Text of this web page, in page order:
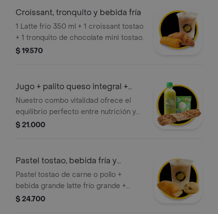
Croissant, tronquito y bebida fría
1 Latte frio 350 ml + 1 croissant tostao
+ 1 tronquito de chocolate mini tostao.
$ 19.570
Jugo + palito queso integral +
queso
Nuestro combo vitalidad ofrece el
equilibrio perfecto entre nutrición y
sabor artesanal; incluye un palito de
un refrescante jugo verde o de
$ 21.000
Pastel tostao, bebida fría y
galleta
Pastel tostao de carne o pollo +
bebida grande latte frío grande +
galleta tostao de 50g de choco chips
$ 24.700